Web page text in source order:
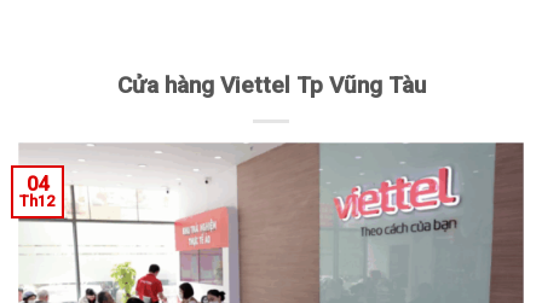
Cửa hàng Viettel Tp Vũng Tàu
04
Th12